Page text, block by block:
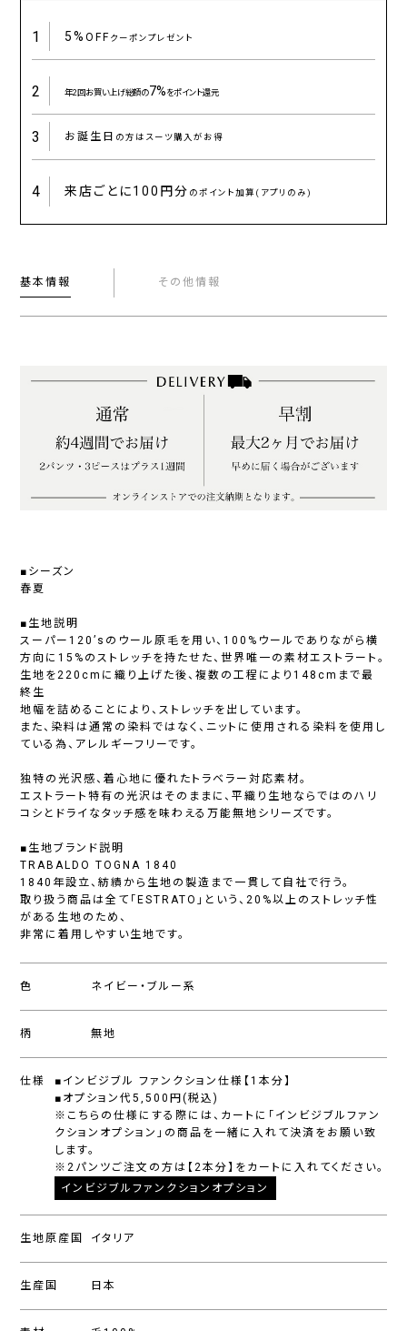
1 5%OFFクーポンプレゼント
2 年2回お買い上げ総額の7%をポイント還元
3 お誕生日 の方はスーツ購入がお得
4 来店ごとに100円分 のポイント加算(アプリのみ)
基本情報 その他情報
■シーズン
春夏
■生地説明
スーパー120’sのウール原毛を用い、100%ウールでありながら横
方向に15%のストレッチを持たせた、世界唯一の素材エストラート。
生地を220cmに織り上げた後、複数の工程により148cmまで最
終生
地幅を詰めることにより、ストレッチを出しています。
また、染料は通常の染料ではなく、ニットに使用される染料を使用し
ている為、アレルギーフリーです。
独特の光沢感、着心地に優れたトラベラー対応素材。
エストラート特有の光沢はそのままに、平織り生地ならではのハリ
コシとドライなタッチ感を味わえる万能無地シリーズです。
■生地ブランド説明
TRABALDO TOGNA 1840
1840年設立、紡績から生地の製造まで一貫して自社で行う。
取り扱う商品は全て「ESTRATO」という、20%以上のストレッチ性
がある生地のため、
非常に着用しやすい生地です。
色 ネイビー・ブルー系
柄 無地
仕様
■インビジブル ファンクション仕様【1本分】
■オプション代5,500円(税込)
※こちらの仕様にする際には、カートに「インビジブルファン
クションオプション」の商品を一緒に入れて決済をお願い致
します。
※2パンツご注文の方は【2本分】をカートに入れてください。
インビジブルファンクションオプション
生地原産国 イタリア
生産国 日本